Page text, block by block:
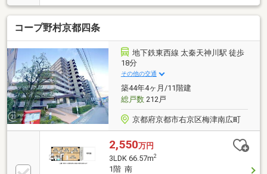
送りいたします♪--+---+---◆♯(2)資金計画☆彡・購入に
掛かる費用の確認・お客様の借りれる住宅ローンの確
認・建築費用の確認--+---+---◆♯(3)類似物件のご紹介
☆彡・エリアや大きさ、予算に合わせて比較いただけ
る物件のご紹介--+---+---◆♯(4)見学予約☆彡・百聞は
一見に如かず！実際に現地で誰にでも分かりやすくご
説明いたします♪
コープ野村京都四条
地下鉄東西線 太秦天神川駅 徒歩
18分
その他の交通
築44年4ヶ月/11階建
総戸数212戸
京都府京都市右京区梅津南広町
2,550万円
3LDK 66.57m2
1階 南